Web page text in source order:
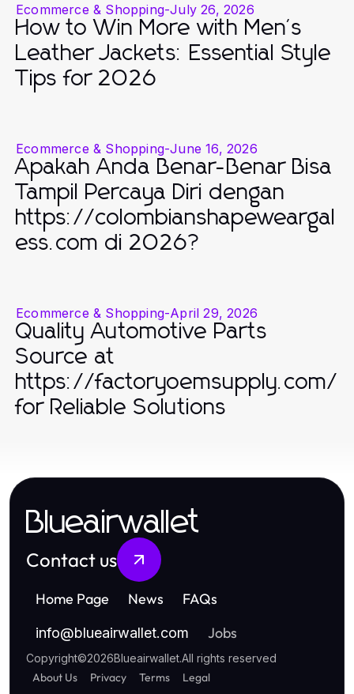
Ecommerce & Shopping-July 26, 2026
How to Win More with Men's
Leather Jackets: Essential Style
Tips for 2026
Ecommerce & Shopping-June 16, 2026
Apakah Anda Benar-Benar Bisa
Tampil Percaya Diri dengan
https://colombianshapeweargal
ess.com di 2026?
Ecommerce & Shopping-April 29, 2026
Quality Automotive Parts
Source at
https://factoryoemsupply.com/
for Reliable Solutions
Blueairwallet
Contact us
Home Page News FAQs
info@blueairwallet.com Jobs
Copyright©2026Blueairwallet.All rights reserved
About Us Privacy Terms Legal